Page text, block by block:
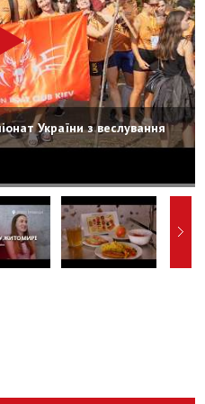
України з веслування